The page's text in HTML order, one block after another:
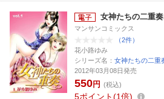
女神たちの二重
マンサンコミックス
（2件）
花小路ゆみ
シリーズ名： 女神たちの二重
2012年03月08日発売
550円 (税込)
5ポイント 1倍